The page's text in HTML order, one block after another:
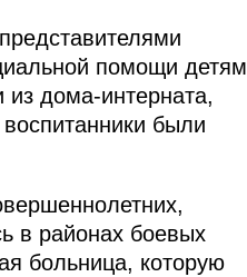
помощи детям
из дома-интерната,
были
в районах боевых
больница, которую